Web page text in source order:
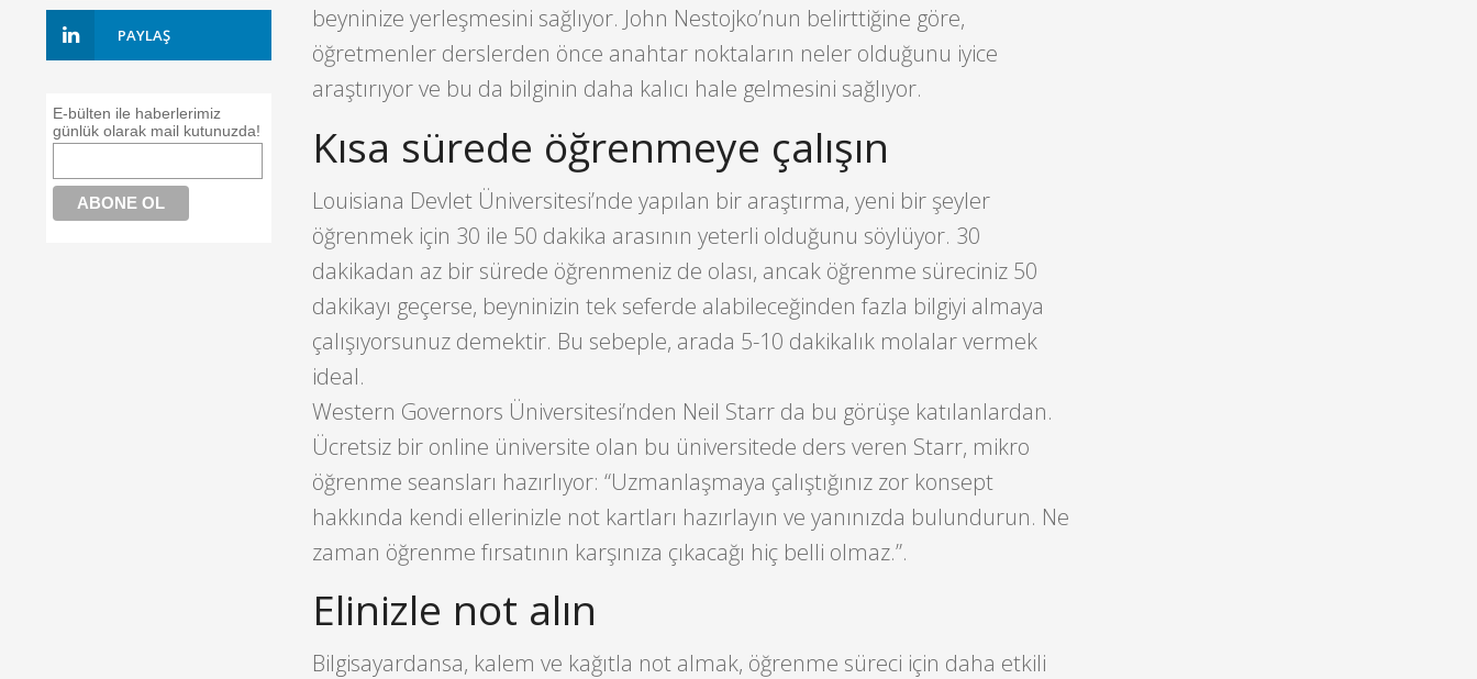
PAYLAŞ
E-bülten ile haberlerimiz
günlük olarak mail kutunuzda!
beyninize yerleşmesini sağlıyor. John Nestojko’nun belirttiğine göre,
öğretmenler derslerden önce anahtar noktaların neler olduğunu iyice
araştırıyor ve bu da bilginin daha kalıcı hale gelmesini sağlıyor.
Kısa sürede öğrenmeye çalışın
Louisiana Devlet Üniversitesi’nde yapılan bir araştırma, yeni bir şeyler
öğrenmek için 30 ile 50 dakika arasının yeterli olduğunu söylüyor. 30
dakikadan az bir sürede öğrenmeniz de olası, ancak öğrenme süreciniz 50
dakikayı geçerse, beyninizin tek seferde alabileceğinden fazla bilgiyi almaya
çalışıyorsunuz demektir. Bu sebeple, arada 5-10 dakikalık molalar vermek
ideal.
Western Governors Üniversitesi’nden Neil Starr da bu görüşe katılanlardan.
Ücretsiz bir online üniversite olan bu üniversitede ders veren Starr, mikro
öğrenme seansları hazırlıyor: “Uzmanlaşmaya çalıştığınız zor konsept
hakkında kendi ellerinizle not kartları hazırlayın ve yanınızda bulundurun. Ne
zaman öğrenme fırsatının karşınıza çıkacağı hiç belli olmaz.”.
Elinizle not alın
Bilgisayardansa, kalem ve kağıtla not almak, öğrenme süreci için daha etkili